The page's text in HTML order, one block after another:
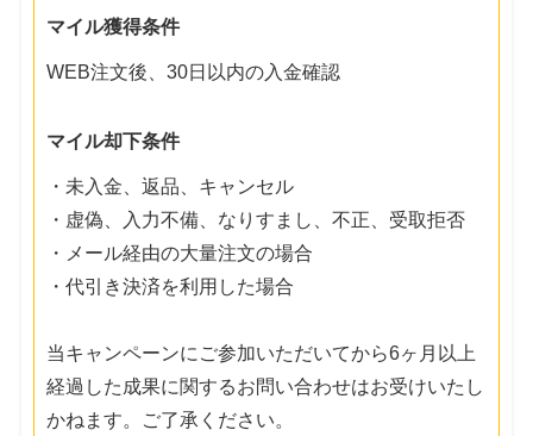
マイル獲得条件
WEB注文後、30日以内の入金確認
マイル却下条件
・未入金、返品、キャンセル
・虚偽、入力不備、なりすまし、不正、受取拒否
・メール経由の大量注文の場合
・代引き決済を利用した場合
当キャンペーンにご参加いただいてから6ヶ月以上
経過した成果に関するお問い合わせはお受けいたし
かねます。ご了承ください。